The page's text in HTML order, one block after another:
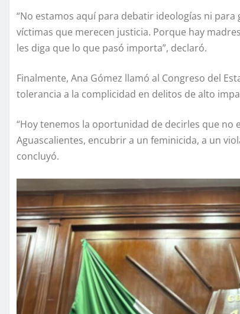
“No estamos aquí para debatir ideologías ni
víctimas que merecen justicia. Porque hay
les diga que lo que pasó importa”, declaró.
Finalmente, Ana Gómez llamó al Congreso del
tolerancia a la complicidad en delitos de alto
“Hoy tenemos la oportunidad de decirles que no
Aguascalientes, encubrir a un feminicida, a un
concluyó.